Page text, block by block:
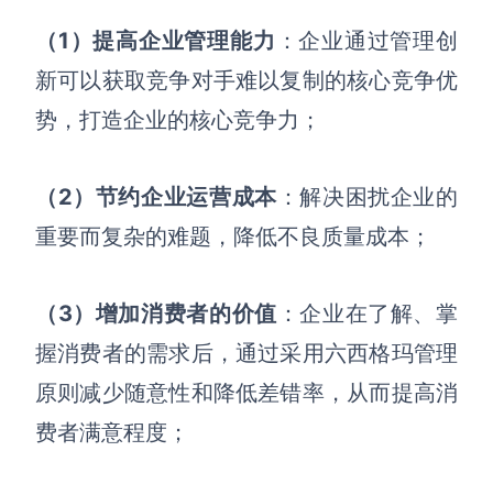
AI生成价值链
数据分析与策略
AI生成Smart分析
AI生成波特五力模型
AI生成4P营销理论模型
AI生成竞品分析
AI生成安索夫矩阵
智能创作
AI生成图片
AI生成简历
（1）提高企业管理能力 ：企业通过管理创
新可以获取竞争对手难以复制的核心竞争优
势，打造企业的核心竞争力；
（2） 节约企业运营成本：解决困扰企业的
重要而复杂的难题，降低不良质量成本；
（3）增加消费者的价值 ：企业在了解、掌
握消费者的需求后，通过采用六西格玛管理
原则减少随意性和降低差错率，从而提高消
费者满意程度；